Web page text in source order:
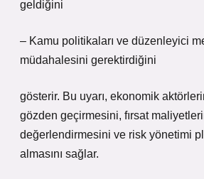
geldiğini
– Kamu politikaları ve düzenleyici
müdahalesini gerektirdiğini
gösterir. Bu uyarı, ekonomik
gözden geçirmesini, fırsat
değerlendirmesini ve risk yönetimi
almasını sağlar.